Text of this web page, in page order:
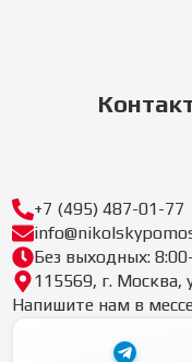
+7 (495) 487-01-77
Без выходных:
115569, г. Москва,
Напишите нам в